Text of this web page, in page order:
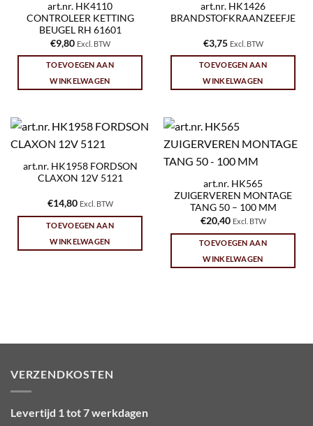
art.nr. HK4110
CONTROLEER KETTING
BEUGEL RH 61601
€9,80 Excl. BTW
TOEVOEGEN AAN
WINKELWAGEN
art.nr. HK1426
BRANDSTOFKRAANZEEFJE
€3,75 Excl. BTW
TOEVOEGEN AAN
WINKELWAGEN
art.nr. HK1958 FORDSON
CLAXON 12V 5121
€14,80 Excl. BTW
TOEVOEGEN AAN
WINKELWAGEN
art.nr. HK565
ZUIGERVEREN MONTAGE
TANG 50 – 100 MM
€20,40 Excl. BTW
TOEVOEGEN AAN
WINKELWAGEN
VERZENDKOSTEN
Levertijd 1 tot 7 werkdagen